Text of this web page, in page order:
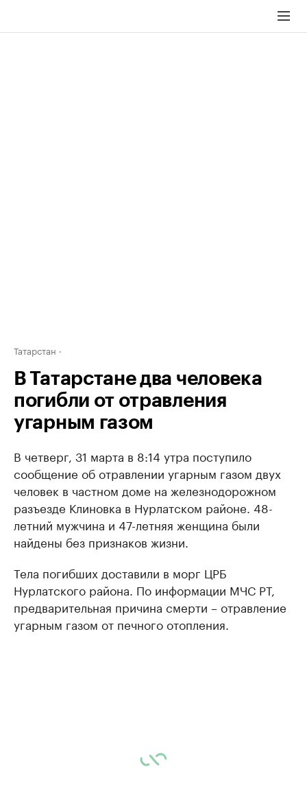
Татарстан
В Татарстане два человека
погибли от отравления
угарным газом
В четверг, 31 марта в 8:14 утра поступило
сообщение об отравлении угарным газом двух
человек в частном доме на железнодорожном
разъезде Клиновка в Нурлатском районе. 48-
летний мужчина и 47-летняя женщина были
найдены без признаков жизни.
Тела погибших доставили в морг ЦРБ
Нурлатского района. По информации МЧС РТ,
предварительная причина смерти – отравление
угарным газом от печного отопления.